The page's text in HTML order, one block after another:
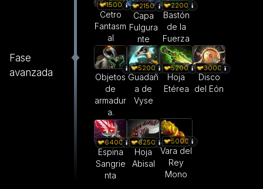
1500
Cetro
Fantasm
al
2150
Capa
Fulgura
nte
2200
Bastón
de la
Fuerza
Fase
avanzada
Objetos
de
armadur
a.
5200
Guadañ
a de
Vyse
5200
Hoja
Etérea
3000
Disco
del Eón
6400
Espina
Sangrie
nta
6250
Hoja
Abisal
5000
Vara del
Rey
Mono